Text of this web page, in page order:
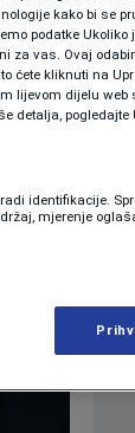
kako bi se
podatke Ukoliko
za vas. Ovaj
ćete kliknuti na
lijevom dijelu web
detalja, pogledajte
identifikacije.
mjerenje